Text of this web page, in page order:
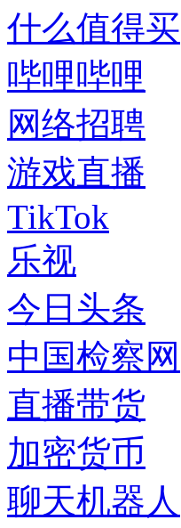
什么值得买
哔哩哔哩
网络招聘
游戏直播
TikTok
乐视
今日头条
中国检察网
直播带货
加密货币
聊天机器人